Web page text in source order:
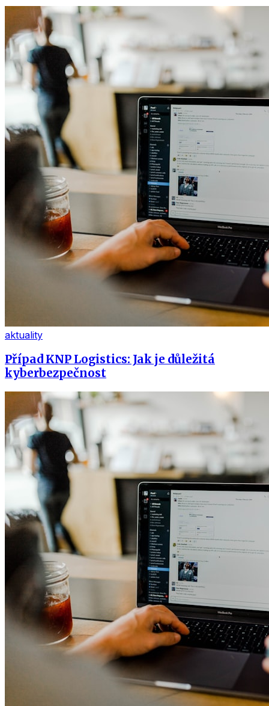
aktuality
Případ KNP Logistics: Jak je důležitá
kyberbezpečnost